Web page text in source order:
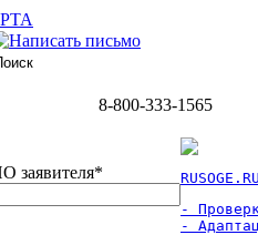
8-800-333-1565
заявителя*
-
-